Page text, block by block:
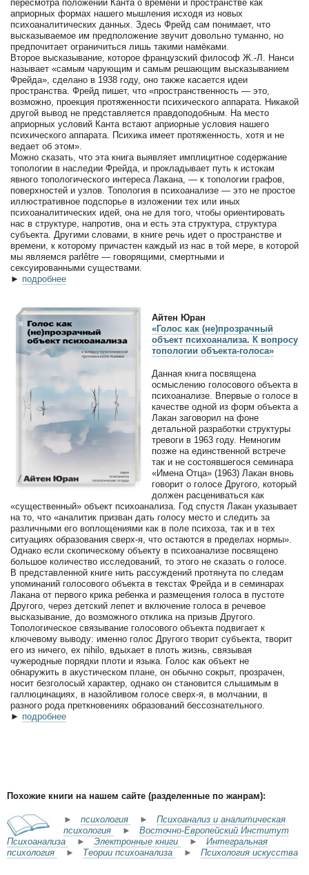
пересмотра положений Канта о времени и пространстве как
априорных формах нашего мышления исходя из новых
психоаналитических данных. Здесь Фрейд сам понимает, что
высказываемое им предположение звучит довольно туманно, но
предпочитает ограничиться лишь такими намёками.
Второе высказывание, которое французский философ Ж.-Л. Нанси
называет «самым чарующим и самым решающим высказыванием
Фрейда», сделано в 1938 году, оно также касается идеи
пространства. Фрейд пишет, что «пространственность — это,
возможно, проекция протяженности психического аппарата. Никакой
другой вывод не представляется правдоподобным. На место
априорных условий Канта встают априорные условия нашего
психического аппарата. Психика имеет протяженность, хотя и не
ведает об этом».
Можно сказать, что эта книга выявляет имплицитное содержание
топологии в наследии Фрейда, и прокладывает путь к истокам
явного топологического интереса Лакана, — к топологии графов,
поверхностей и узлов. Топология в психоанализе — это не простое
иллюстративное подспорье в изложении тех или иных
психоаналитических идей, она не для того, чтобы ориентировать
нас в структуре, напротив, она и есть эта структура, структура
субъекта. Другими словами, в книге речь идет о пространстве и
времени, к которому причастен каждый из нас в той мере, в которой
мы являемся parlêtre — говорящими, смертными и
сексуированными существами.
► подробнее
Айтен Юран
«Голос как (не)прозрачный
объект психоанализа. К вопросу
топологии объекта-голоса»
Данная книга посвящена
осмыслению голосового объекта в
психоанализе. Впервые о голосе в
качестве одной из форм объекта а
Лакан заговорил на фоне
детальной разработки структуры
тревоги в 1963 году. Немногим
позже на единственной встрече
так и не состоявшегося семинара
«Имена Отца» (1963) Лакан вновь
говорит о голосе Другого, который
должен расцениваться как
«существенный» объект психоанализа. Год спустя Лакан указывает
на то, что «аналитик призван дать голосу место и следить за
различными его воплощениями как в поле психоза, так и в тех
ситуациях образования сверх-я, что остаются в пределах нормы».
Однако если скопическому объекту в психоанализе посвящено
большое количество исследований, то этого не сказать о голосе.
В представленной книге нить рассуждений протянута по следам
упоминаний голосового объекта в текстах Фрейда и в семинарах
Лакана от первого крика ребенка и размещения голоса в пустоте
Другого, через детский лепет и включение голоса в речевое
высказывание, до возможного отклика на призыв Другого.
Топологическое связывание голосового объекта подвигает к
ключевому выводу: именно голос Другого творит субъекта, творит
его из ничего, ex nihilo, вдыхает в плоть жизнь, связывая
чужеродные порядки плоти и языка. Голос как объект не
обнаружить в акустическом плане, он обычно сокрыт, прозрачен,
носит безголосый характер, однако он становится слышимым в
галлюцинациях, в назойливом голосе сверх-я, в молчании, в
разного рода преткновениях образований бессознательного.
► подробнее
Похожие книги на нашем сайте (разделенные по жанрам):
► психология ► Психоанализ и аналитическая
психология
► Восточно-Европейский Институт
Психоанализа
► Электронные книги ► Интегральная
психология
► Теории психоанализа ► Психология искусства